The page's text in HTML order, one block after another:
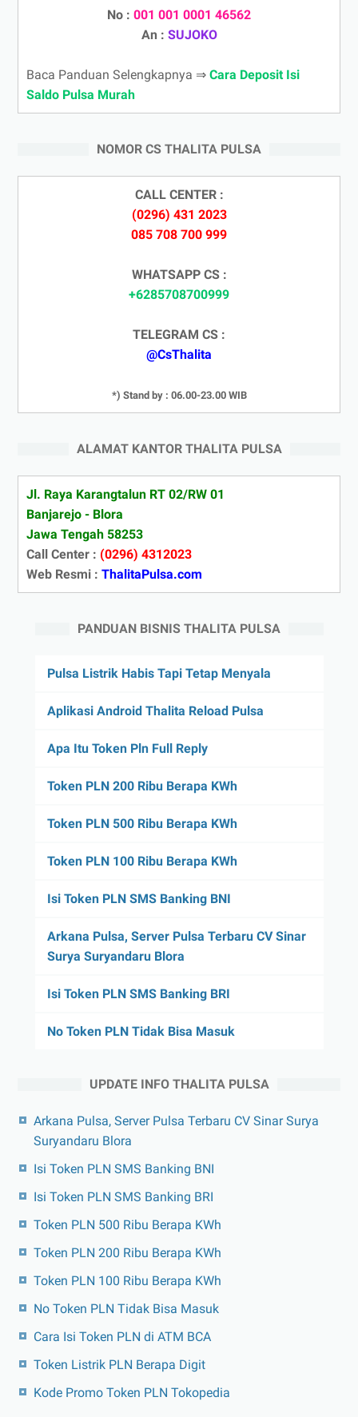
No : 001 001 0001 46562
An : SUJOKO
Baca Panduan Selengkapnya ⇒ Cara Deposit Isi
Saldo Pulsa Murah
NOMOR CS THALITA PULSA
CALL CENTER :
(0296) 431 2023
085 708 700 999
WHATSAPP CS :
+6285708700999
TELEGRAM CS :
@CsThalita
*) Stand by : 06.00-23.00 WIB
ALAMAT KANTOR THALITA PULSA
Jl. Raya Karangtalun RT 02/RW 01
Banjarejo - Blora
Jawa Tengah 58253
Call Center : (0296) 4312023
Web Resmi : ThalitaPulsa.com
PANDUAN BISNIS THALITA PULSA
Pulsa Listrik Habis Tapi Tetap Menyala
Aplikasi Android Thalita Reload Pulsa
Apa Itu Token Pln Full Reply
Token PLN 200 Ribu Berapa KWh
Token PLN 500 Ribu Berapa KWh
Token PLN 100 Ribu Berapa KWh
Isi Token PLN SMS Banking BNI
Arkana Pulsa, Server Pulsa Terbaru CV Sinar
Surya Suryandaru Blora
Isi Token PLN SMS Banking BRI
No Token PLN Tidak Bisa Masuk
UPDATE INFO THALITA PULSA
Arkana Pulsa, Server Pulsa Terbaru CV Sinar Surya
Suryandaru Blora
Isi Token PLN SMS Banking BNI
Isi Token PLN SMS Banking BRI
Token PLN 500 Ribu Berapa KWh
Token PLN 200 Ribu Berapa KWh
Token PLN 100 Ribu Berapa KWh
No Token PLN Tidak Bisa Masuk
Cara Isi Token PLN di ATM BCA
Token Listrik PLN Berapa Digit
Kode Promo Token PLN Tokopedia